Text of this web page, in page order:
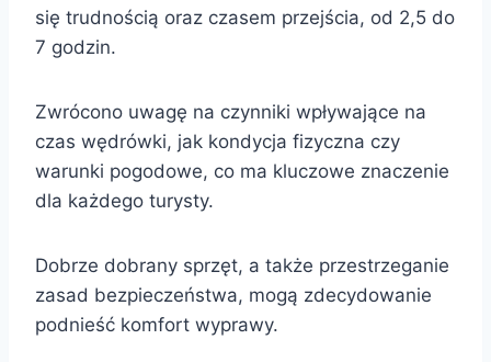
się trudnością oraz czasem przejścia, od 2,5 do
7 godzin.
Zwrócono uwagę na czynniki wpływające na
czas wędrówki, jak kondycja fizyczna czy
warunki pogodowe, co ma kluczowe znaczenie
dla każdego turysty.
Dobrze dobrany sprzęt, a także przestrzeganie
zasad bezpieczeństwa, mogą zdecydowanie
podnieść komfort wyprawy.